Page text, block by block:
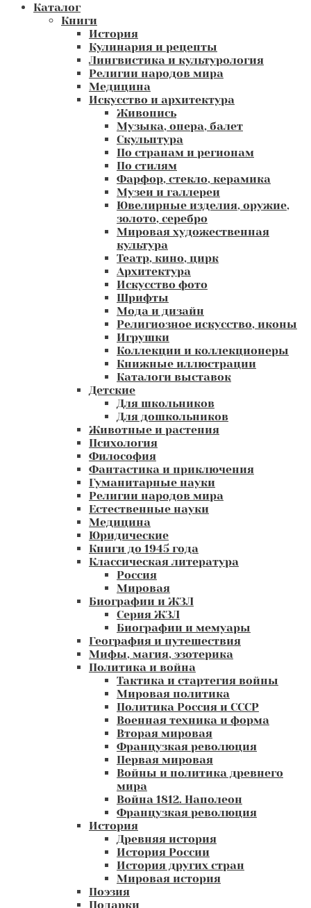
Каталог
Книги
История
Кулинария и рецепты
Лингвистика и культурология
Религии народов мира
Медицина
Искусство и архитектура
Живопись
Музыка, опера, балет
Скульптура
По странам и регионам
По стилям
Фарфор, стекло, керамика
Музеи и галлереи
Ювелирные изделия, оружие,
золото, серебро
Мировая художественная
культура
Театр, кино, цирк
Архитектура
Искусство фото
Шрифты
Мода и дизайн
Религиозное искусство, иконы
Игрушки
Коллекции и коллекционеры
Книжные иллюстрации
Каталоги выставок
Детские
Для школьников
Для дошкольников
Животные и растения
Психология
Философия
Фантастика и приключения
Гуманитарные науки
Религии народов мира
Естественные науки
Медицина
Юридические
Книги до 1945 года
Классическая литература
Россия
Мировая
Биографии и ЖЗЛ
Серия ЖЗЛ
Биографии и мемуары
География и путешествия
Мифы, магия, эзотерика
Политика и война
Тактика и стартегия войны
Мировая политика
Политика Россия и СССР
Военная техника и форма
Вторая мировая
Французкая революция
Первая мировая
Войны и политика древнего
мира
Война 1812. Наполеон
Французкая революция
История
Древняя история
История России
История других стран
Мировая история
Поэзия
Подарки